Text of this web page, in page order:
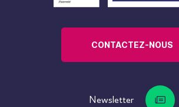
CONTACTEZ-NOUS
Newsletter